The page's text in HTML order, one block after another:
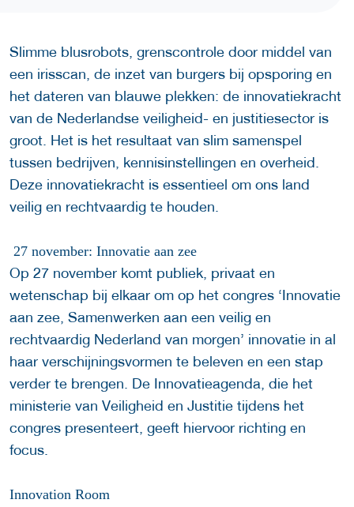
Slimme blusrobots, grenscontrole door middel van
een irisscan, de inzet van burgers bij opsporing en
het dateren van blauwe plekken: de innovatiekracht
van de Nederlandse veiligheid- en justitiesector is
groot. Het is het resultaat van slim samenspel
tussen bedrijven, kennisinstellingen en overheid.
Deze innovatiekracht is essentieel om ons land
veilig en rechtvaardig te houden.
27 november: Innovatie aan zee
Op 27 november komt publiek, privaat en
wetenschap bij elkaar om op het congres ‘Innovatie
aan zee, Samenwerken aan een veilig en
rechtvaardig Nederland van morgen’ innovatie in al
haar verschijningsvormen te beleven en een stap
verder te brengen. De Innovatieagenda, die het
ministerie van Veiligheid en Justitie tijdens het
congres presenteert, geeft hiervoor richting en
focus.
Innovation Room